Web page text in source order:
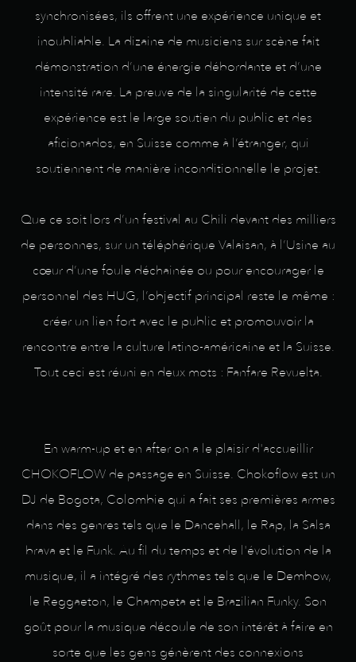
synchronisées, ils offrent une expérience unique et
inoubliable. La dizaine de musiciens sur scène fait
démonstration d’une énergie débordante et d’une
intensité rare. La preuve de la singularité de cette
expérience est le large soutien du public et des
aficionados, en Suisse comme à l’étranger, qui
soutiennent de manière inconditionnelle le projet.
Que ce soit lors d’un festival au Chili devant des milliers
de personnes, sur un téléphérique Valaisan, à l’Usine au
cœur d’une foule déchainée ou pour encourager le
personnel des HUG, l’objectif principal reste le même :
créer un lien fort avec le public et promouvoir la
rencontre entre la culture latino-américaine et la Suisse.
Tout ceci est réuni en deux mots : Fanfare Revuelta.
En warm-up et en after on a le plaisir d'accueillir
CHOKOFLOW de passage en Suisse. Chokoflow est un
DJ de Bogota, Colombie qui a fait ses premières armes
dans des genres tels que le Dancehall, le Rap, la Salsa
brava et le Funk. Au fil du temps et de l'évolution de la
musique, il a intégré des rythmes tels que le Dembow,
le Reggaeton, le Champeta et le Brazilian Funky. Son
goût pour la musique découle de son intérêt à faire en
sorte que les gens génèrent des connexions